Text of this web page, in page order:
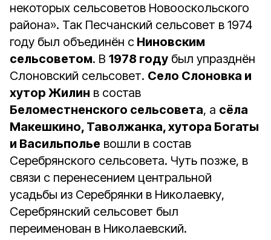
некоторых сельсоветов Новооскольского
района». Так Песчанский сельсовет в 1974
году был объединён с Ниновским
сельсоветом. В 1978 году был упразднён
Слоновский сельсовет. Село Слоновка и
хутор Жилин в состав
Беломестненского сельсовета, а сёла
Макешкино, Таволжанка, хутора Богаты
и Васильполье вошли в состав
Серебрянского сельсовета. Чуть позже, в
связи с перенесением центральной
усадьбы из Серебрянки в Николаевку,
Серебрянский сельсовет был
переименован в Николаевский.